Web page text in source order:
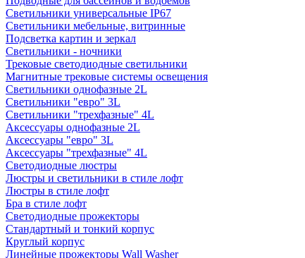
Светильники универсальные IP67
Светильники мебельные, витринные
Подсветка картин и зеркал
Светильники - ночники
Трековые светодиодные светильники
Магнитные трековые системы освещения
Светильники однофазные 2L
Светильники "евро" 3L
Светильники "трехфазные" 4L
Аксессуары однофазные 2L
Аксессуары "евро" 3L
Аксессуары "трехфазные" 4L
Светодиодные люстры
Люстры и светильники в стиле лофт
Люстры в стиле лофт
Бра в стиле лофт
Светодиодные прожекторы
Стандартный и тонкий корпус
Круглый корпус
Линейные прожекторы Wall Washer